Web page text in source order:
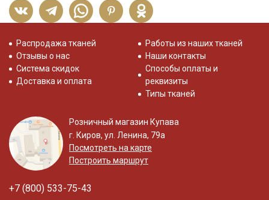
Распродажа тканей
Отзывы о нас
Система скидок
Доставка и оплата
Работы из наших тканей
Наши контакты
Способы оплаты и
реквизиты
Типы тканей
Розничный магазин Купава
г. Киров, ул. Ленина, 79а
Посмотреть на карте
Построить маршрут
+7 (800) 533-75-43